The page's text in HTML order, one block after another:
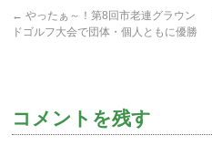
← やったぁ～！第8回市老連グラウン
ドゴルフ大会で団体・個人ともに優勝
コメントを残す